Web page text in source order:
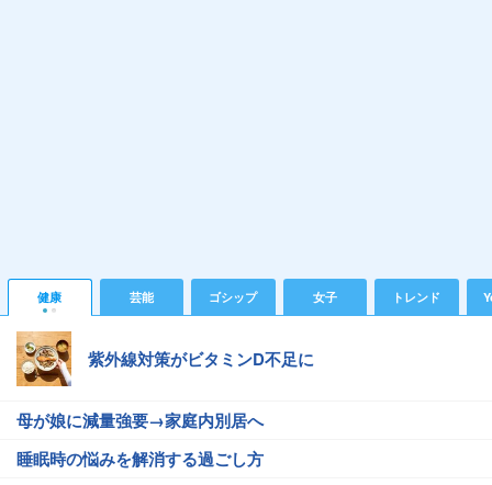
健康 芸能 ゴシップ 女子 トレンド
紫外線対策がビタミンD不足に
母が娘に減量強要→家庭内別居へ
睡眠時の悩みを解消する過ごし方